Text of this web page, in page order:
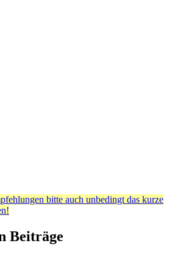
bitte auch unbedingt das kurze
Beiträge